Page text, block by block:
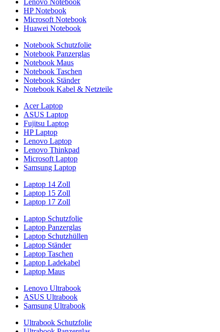
Lenovo Notebook
HP Notebook
Microsoft Notebook
Huawei Notebook
Notebook Schutzfolie
Notebook Panzerglas
Notebook Maus
Notebook Taschen
Notebook Ständer
Notebook Kabel & Netzteile
Acer Laptop
ASUS Laptop
Fujitsu Laptop
HP Laptop
Lenovo Laptop
Lenovo Thinkpad
Microsoft Laptop
Samsung Laptop
Laptop 14 Zoll
Laptop 15 Zoll
Laptop 17 Zoll
Laptop Schutzfolie
Laptop Panzerglas
Laptop Schutzhüllen
Laptop Ständer
Laptop Taschen
Laptop Ladekabel
Laptop Maus
Lenovo Ultrabook
ASUS Ultrabook
Samsung Ultrabook
Ultrabook Schutzfolie